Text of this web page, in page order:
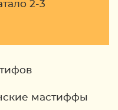
2-3
мастиффы